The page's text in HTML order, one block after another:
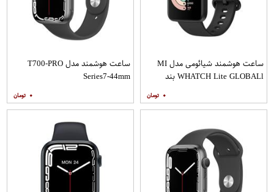
ساعت هوشمند شیائومی مدل MI
WHATCH Lite GLOBALl بند
۰
ساعت هوشمند مدل T700-PRO
Series7-44mm
۰